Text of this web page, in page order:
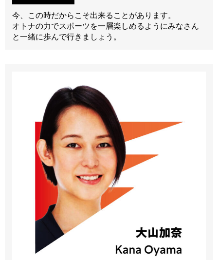
今、この時だからこそ出来ることがあります。
オトナの力でスポーツを一層楽しめるようにみなさん
と一緒に歩んで行きましょう。